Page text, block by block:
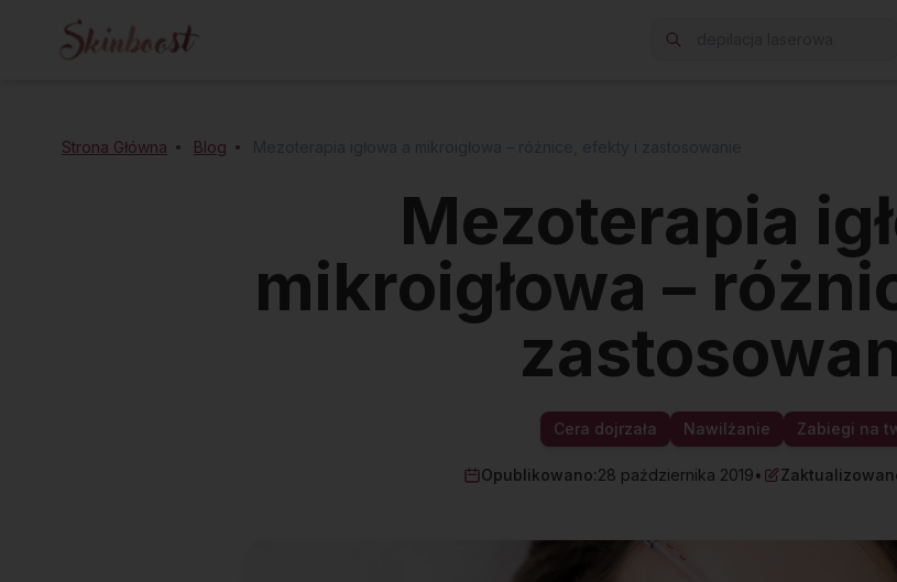
Strona Główna Blog
Mezoterapia
mikroigłowa –
Cera dojrzała Nawilżanie Zabiegi na
Opublikowano:28 października 2019•